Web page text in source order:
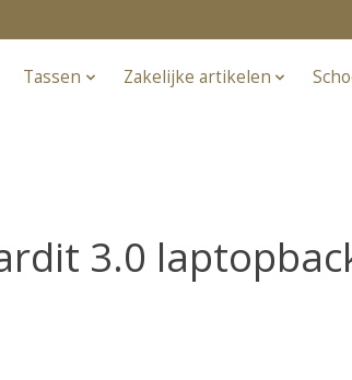
Tassen Zakelijke artikelen
3.0